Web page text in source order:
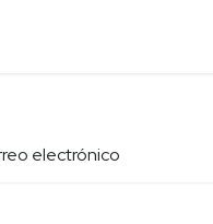
electrónico